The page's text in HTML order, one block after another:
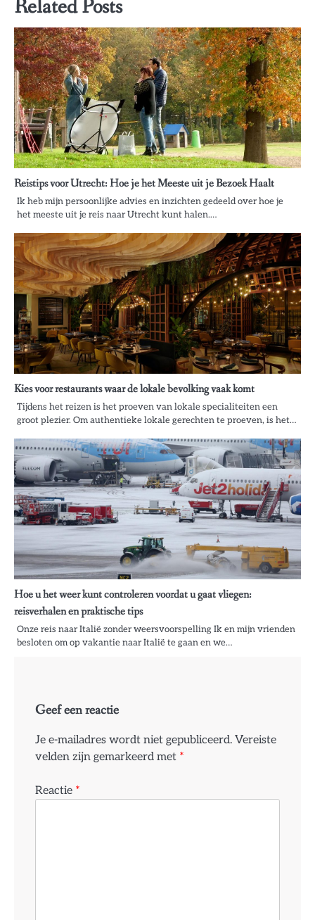
Related Posts
Reistips voor Utrecht: Hoe je het Meeste uit je Bezoek Haalt
Ik heb mijn persoonlijke advies en inzichten gedeeld over hoe je
het meeste uit je reis naar Utrecht kunt halen.…
Kies voor restaurants waar de lokale bevolking vaak komt
Tijdens het reizen is het proeven van lokale specialiteiten een
groot plezier. Om authentieke lokale gerechten te proeven, is het…
Hoe u het weer kunt controleren voordat u gaat vliegen:
reisverhalen en praktische tips
Onze reis naar Italië zonder weersvoorspelling Ik en mijn vrienden
besloten om op vakantie naar Italië te gaan en we…
Geef een reactie
Je e-mailadres wordt niet gepubliceerd. Vereiste
velden zijn gemarkeerd met *
Reactie *